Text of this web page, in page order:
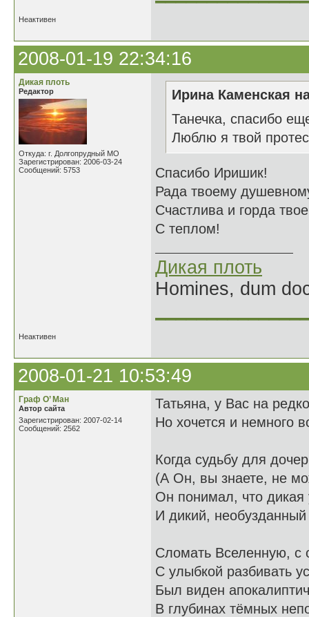
Неактивен
2008-01-19 22:34:16
Дикая плоть
Редактор
Откуда: г. Долгопрудный МО
Зарегистрирован: 2006-03-24
Сообщений: 5753
Ирина Каменская
Танечка, спасибо
Люблю я твой
Спасибо Иришик!
Рада твоему
Счастлива и горда
С теплом!
Дикая плоть
Homines, dum
Неактивен
2008-01-21 10:53:49
Граф О’ Ман
Автор сайта
Зарегистрирован: 2007-02-14
Сообщений: 2562
Татьяна, у Вас на
Но хочется и немного
Когда судьбу для
(А Он, вы знаете, не
Он понимал, что дикая
И дикий,
Сломать Вселенную, с
С улыбкой разбивать
Был виден
В глубинах тёмных